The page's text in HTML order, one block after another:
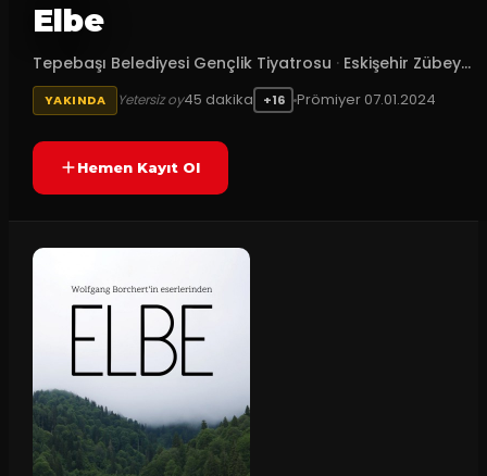
Elbe
Tepebaşı Belediyesi Gençlik Tiyatrosu · Eskişehir Zübey...
YAKINDA Yetersiz oy45 dakika +16 Prömiyer 07.01.2024
Hemen Kayıt Ol